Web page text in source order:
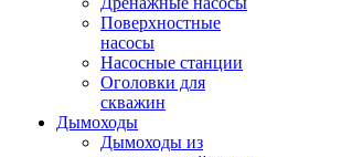
Поверхностные
насосы
Насосные станции
Оголовки для
скважин
Дымоходы
Дымоходы из